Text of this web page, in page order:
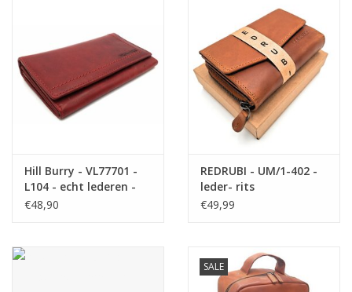
Hill Burry - VL77701 -
L104 - echt lederen -
dames - portemonnee
- vintage leder- rood
€48,90
REDRUBI - UM/1-402 -
leder- rits
portemonnee -met
RFID – bruin / cognac
€49,99
SALE